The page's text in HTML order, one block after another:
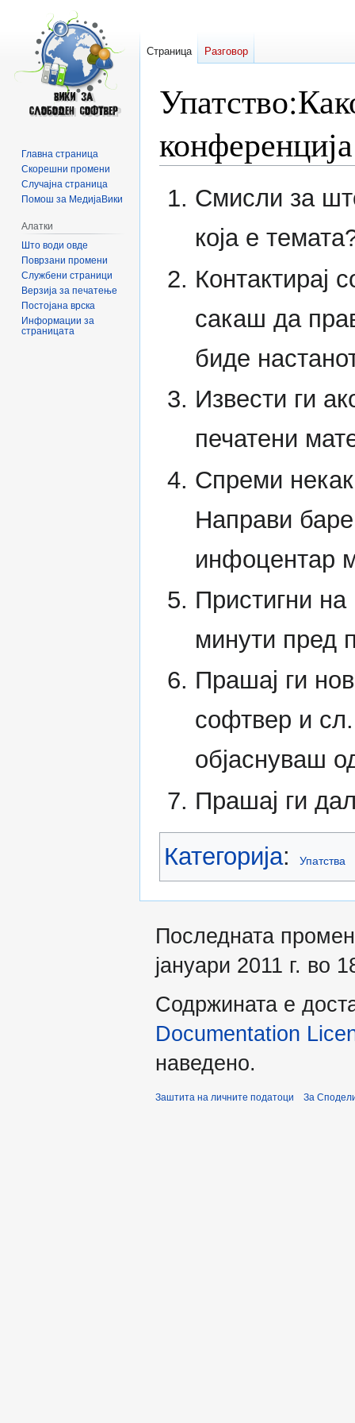
Прејди
на
Прејди
на
Смисли за
која е
сакаш да
биде
Извести ги
печатени
Спреми
Направи
инфоцентар
Пристигни на
минути пред
Прашај ги
софтвер и
објаснуваш
Прашај ги
Категорија: Упатства
Страница Разговор
Главна страница
Скорешни промени
Случајна страница
Помош за МедијаВики
Алатки
Што води овде
Поврзани промени
Службени страници
Верзија за печатење
Постојана врска
Информации за
страницата
Последната
јануари 2011 г. во
Содржината е
Documentation
наведено.
Заштита на личните податоци За